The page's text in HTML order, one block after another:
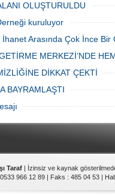
OLUŞTURULDU
kuruluyor
Arasında Çok İnce Bir
MERKEZİ’NDE
DİKKAT ÇEKTİ
BAYRAMLAŞTI
Taraf | İzinsiz ve kaynak
966 12 89 | Faks : 485 04 53 |